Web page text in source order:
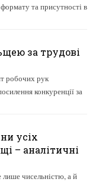
та присутності в
за трудові
робочих рук
конкуренції за
усіх
– аналітичні
лише чисельністю, а й